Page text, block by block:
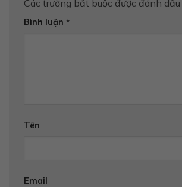
Các trường bắt buộc được đánh dấu
Bình luận *
Tên
Email